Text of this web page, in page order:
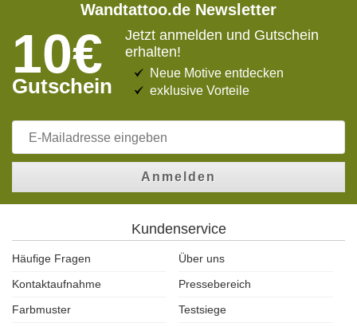
Wandtattoo.de Newsletter
10€
Gutschein
Jetzt anmelden und Gutschein
erhalten!
Neue Motive entdecken
exklusive Vorteile
Anmelden
Kundenservice
Häufige Fragen
Über uns
Kontaktaufnahme
Pressebereich
Farbmuster
Testsiege